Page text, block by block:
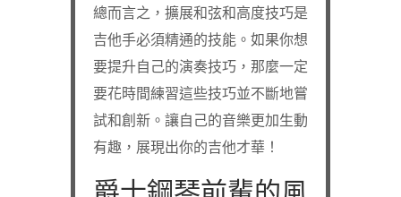
總而言之，擴展和弦和高度技巧是
吉他手必須精通的技能。如果你想
要提升自己的演奏技巧，那麼一定
要花時間練習這些技巧並不斷地嘗
試和創新。讓自己的音樂更加生動
有趣，展現出你的吉他才華！